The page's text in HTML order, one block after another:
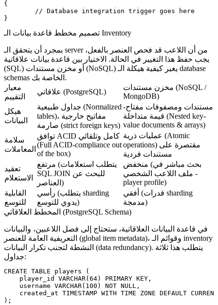
{
تصميم مخطط قاعدة بيانات الـ Inventory
بمجرد أن يتحقق الـ server من أن اللاعب قد فحص العنصر بالفعل،
يجب حفظ هذا التغيير في الحالة. الاختيار بين قاعدة بيانات علاقاتية
(SQL) أو مخزن مستندات (NoSQL) يغير كيفية هيكلة الـ database
schemas الخاصة بك.
معيار
التقييم
علاقاتي (PostgreSQL)
مخزن مستندات (NoSQL /
MongoDB)
هيكل
البيانات
جداول طبيعية (Normalized
tables)، مفاتيح خارجية
صارمة (strict foreign keys)
مستندات ومصفوفات مفتاح-
قيمة متداخلة (Nested key-
value documents & arrays)
سلامة
المعاملات
توافق ACID كامل وتلقائي
(Full ACID-compliance out
of the box)
عمليات ذرية (Atomic
operations) مقتصرة على
مستندات فردية
تعقيد
الاستعلام
مرتفع (يتطلب استعلامات
SQL JOIN للبحث عن
العناصر)
منخفض (بحث مباشر في
ملف اللاعب الشخصي -
player profile)
القابلية
للتوسع
رأسي (يتطلب sharding
يدوي للتوسع)
أفقي (قدرات sharding
مدمجة)
المخطط العلاقاتي (PostgreSQL Schema)
في قاعدة البيانات العلاقاتية، ستحتاج إلى فصل اللاعبين، والبيانات
التعريفية العامة للعنصر (global item metadata)، وقوائم الـ inventory
النشطة لتجنب تكرار البيانات (data redundancy). يتطلب هذا ثلاثة
جداول:
CREATE TABLE players (
    player_id VARCHAR(64) PRIMARY KEY,
    username VARCHAR(100) NOT NULL,
created_at TIMESTAMP WITH TIME ZONE DEFAULT
);